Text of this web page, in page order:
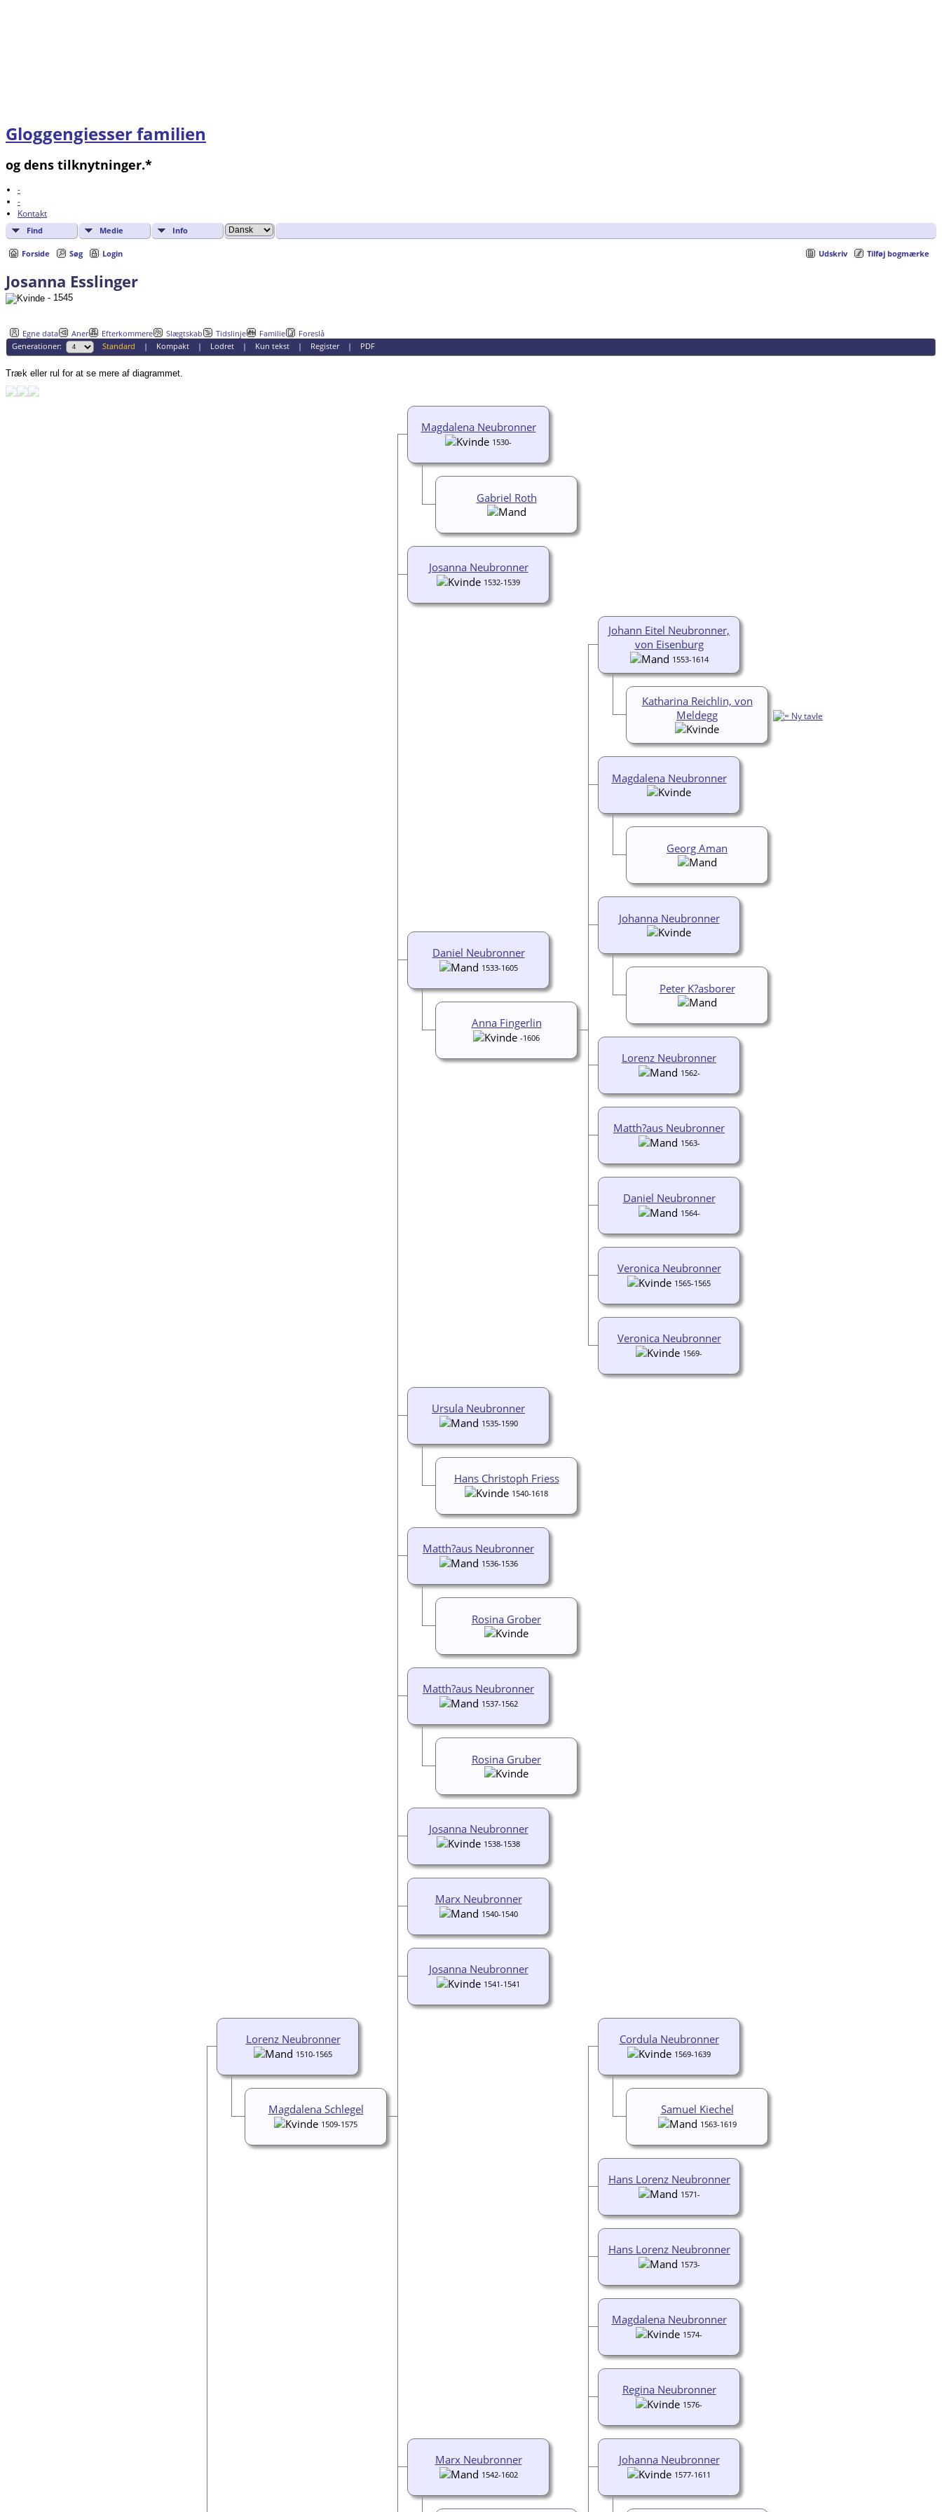
Gloggengiesser familien
og dens tilknytninger.*
-
-
Kontakt
Find Medie Info
Forside Søg Login Udskriv Tilføj bogmærke
Josanna Esslinger
- 1545
Egne data Aner Efterkommere Slægtskab Tidslinje Familie
Foreslå
Generationer:
Standard | Kompakt| Lodret| Kun tekst| Register| PDF
Træk eller rul for at se mere af diagrammet.
Magdalena Neubronner
1530-
Gabriel Roth
Josanna Neubronner
1532-1539
Johann Eitel Neubronner,
von Eisenburg
1553-1614
Katharina Reichlin, von
Meldegg
Magdalena Neubronner
Georg Aman
Johanna Neubronner
Peter K?asborer
Lorenz Neubronner
1562-
Matth?aus Neubronner
1563-
Daniel Neubronner
1564-
Veronica Neubronner
1565-1565
Veronica Neubronner
1569-
Daniel Neubronner
1533-1605
Anna Fingerlin
-1606
Ursula Neubronner
1535-1590
Hans Christoph Friess
1540-1618
Matth?aus Neubronner
1536-1536
Rosina Grober
Matth?aus Neubronner
1537-1562
Rosina Gruber
Josanna Neubronner
1538-1538
Marx Neubronner
1540-1540
Josanna Neubronner
1541-1541
Cordula Neubronner
1569-1639
Samuel Kiechel
1563-1619
Hans Lorenz Neubronner
1571-
Hans Lorenz Neubronner
1573-
Magdalena Neubronner
1574-
Regina Neubronner
1576-
Johanna Neubronner
1577-1611
Marx Neubronner
1542-1602
Lorenz Neubronner
1510-1565
Magdalena Schlegel
1509-1575